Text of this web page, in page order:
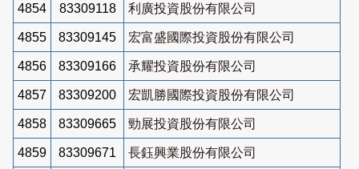
4854 83309118 利廣投資股份有限公司
4855 83309145 宏富盛國際投資股份有限公司
4856 83309166 承耀投資股份有限公司
4857 83309200 宏凱勝國際投資股份有限公司
4858 83309665 勁展投資股份有限公司
4859 83309671 長鈺興業股份有限公司